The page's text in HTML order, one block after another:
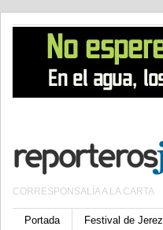
CORRESPONSALÍA A LA CARTA
Portada Festival de Jerez